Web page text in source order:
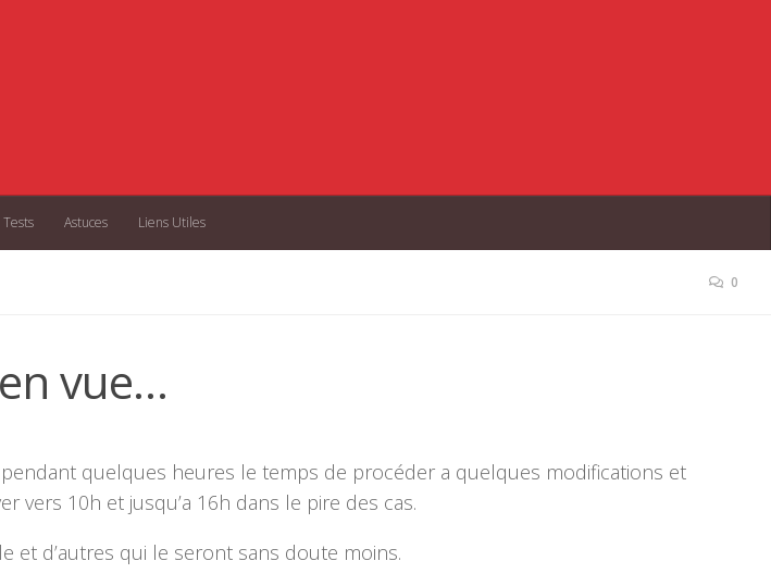
Tests Astuces Liens Utiles
0
vue…
quelques heures le temps de procéder a quelques modifications et
vers 10h et jusqu’a 16h dans le pire des cas.
et d’autres qui le seront sans doute moins.